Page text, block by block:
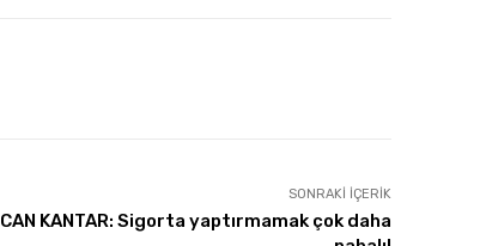
SONRAKI İÇERIK
CAN KANTAR: Sigorta yaptırmamak çok daha